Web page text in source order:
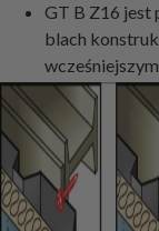
GT B Z16 jest
blach